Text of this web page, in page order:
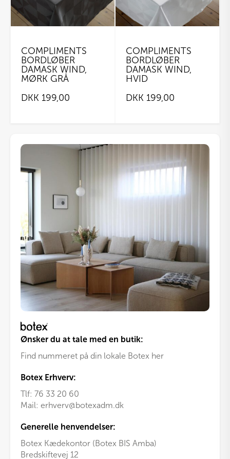
COMPLIMENTS
BORDLØBER
DAMASK WIND,
MØRK GRÅ
DKK 199,00
COMPLIMENTS
BORDLØBER
DAMASK WIND,
HVID
DKK 199,00
Ønsker du at tale med en butik:
Find nummeret på din lokale Botex her
Botex Erhverv:
Tlf: 76 33 20 60
Mail: erhverv@botexadm.dk
Generelle henvendelser:
Botex Kædekontor (Botex BIS Amba)
Bredskiftevej 12